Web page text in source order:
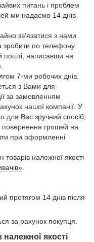
питань і проблем
ми надаємо 14 днів
зв'язатися з нами
зробити по телефону
пошті, написавши на
7-ми робочих днів.
з Вами для
за замовленням
нашої компанії. У
Вас зручний спосіб,
грошей на
при оформленні
належної якості
протягом 14 днів після
за рахунок покупця.
якості